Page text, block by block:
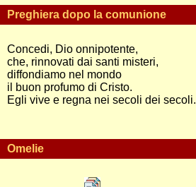
Preghiera dopo la comunione
Concedi, Dio onnipotente,
che, rinnovati dai santi misteri,
diffondiamo nel mondo
il buon profumo di Cristo.
Egli vive e regna nei secoli dei secoli.
Omelie